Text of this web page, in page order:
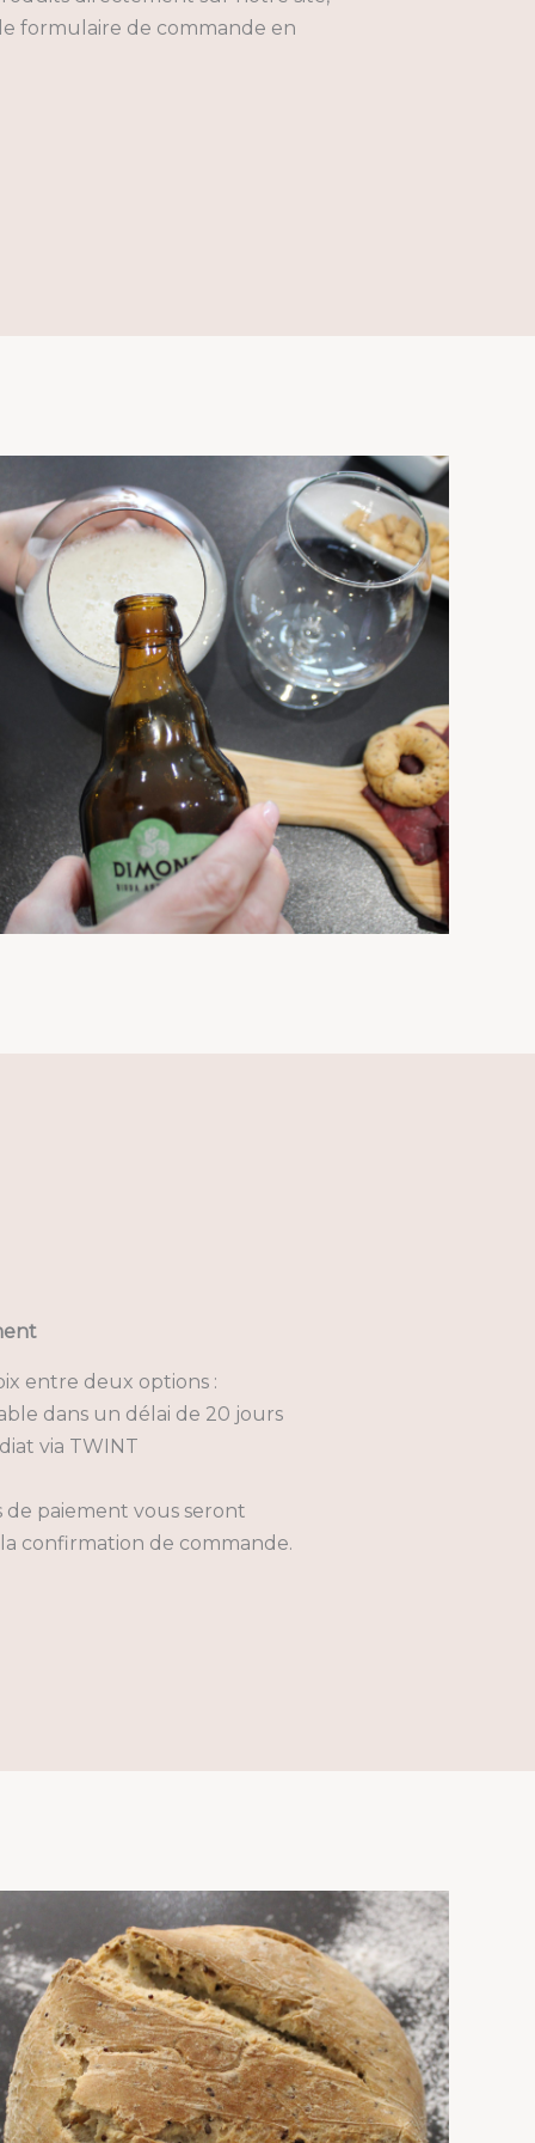
formulaire de commande en
entre deux options :
dans un délai de 20 jours
via TWINT
de paiement vous seront
confirmation de commande.